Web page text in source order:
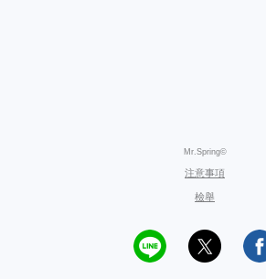
Mr.Spring©
注意事項
檢舉